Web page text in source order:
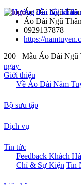
Áo Dài Ngũ
Áo Dài Ngũ
0929137878
https://
200+ Mẫu Áo Dài
ngay
Giới thiệu
Về Áo Dài Năm
Bộ sưu tập
Dịch vụ
Tin tức
Feedback Khách
Chí & Sự Kiện Tin